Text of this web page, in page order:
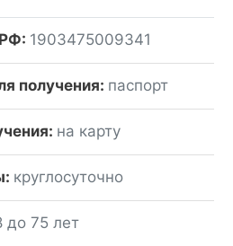
1903475009341
получения: паспорт
на карту
круглосуточно
до 75 лет